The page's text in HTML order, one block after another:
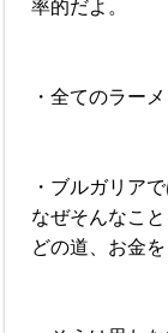
率的だよ。
・全てのラー
・ブルガリア
なぜそんなこ
どの道、お金